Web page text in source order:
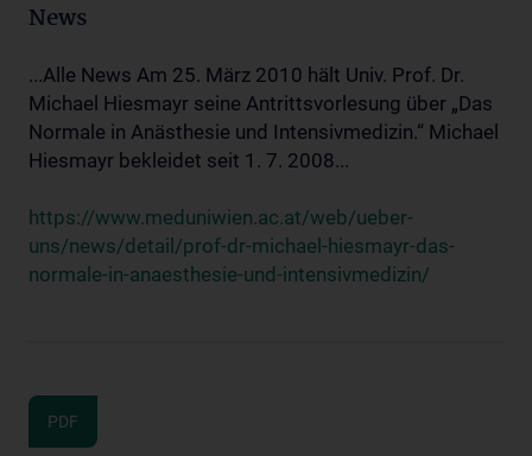
News
...Alle News Am 25. März 2010 hält Univ. Prof. Dr.
Michael Hiesmayr seine Antrittsvorlesung über „Das
Normale in Anästhesie und Intensivmedizin.“ Michael
Hiesmayr bekleidet seit 1. 7. 2008...
https://www.meduniwien.ac.at/web/ueber-
uns/news/detail/prof-dr-michael-hiesmayr-das-
normale-in-anaesthesie-und-intensivmedizin/
PDF